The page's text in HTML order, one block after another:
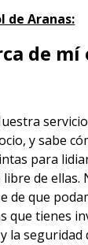
de Aranas:
de mí
y sabe
para
de
de que
que tienes
la